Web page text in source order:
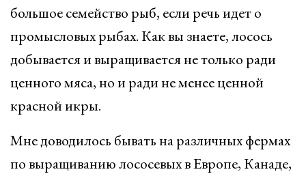
большое семейство рыб, если речь идет о
промысловых рыбах. Как вы знаете, лосось
добывается и выращивается не только ради
ценного мяса, но и ради не менее ценной
красной икры.
Мне доводилось бывать на различных фермах
по выращиванию лососевых в Европе, Канаде,